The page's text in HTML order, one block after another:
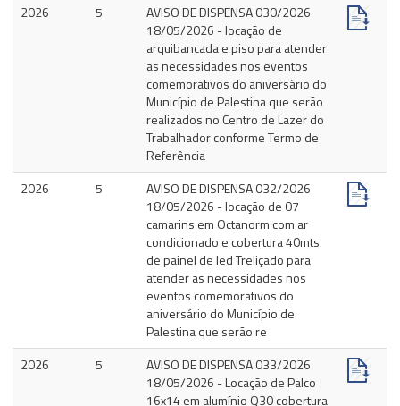
2026
5
AVISO DE DISPENSA 030/2026
18/05/2026 - locação de
arquibancada e piso para atender
as necessidades nos eventos
comemorativos do aniversário do
Município de Palestina que serão
realizados no Centro de Lazer do
Trabalhador conforme Termo de
Referência
2026
5
AVISO DE DISPENSA 032/2026
18/05/2026 - locação de 07
camarins em Octanorm com ar
condicionado e cobertura 40mts
de painel de led Treliçado para
atender as necessidades nos
eventos comemorativos do
aniversário do Município de
Palestina que serão re
2026
5
AVISO DE DISPENSA 033/2026
18/05/2026 - Locação de Palco
16x14 em alumínio Q30 cobertura